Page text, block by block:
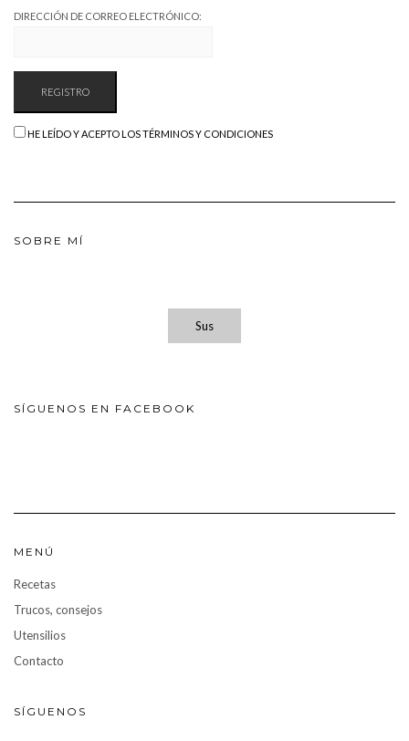
DIRECCIÓN DE CORREO ELECTRÓNICO:
HE LEÍDO Y ACEPTO LOS TÉRMINOS Y CONDICIONES
SOBRE MÍ
Sus
SÍGUENOS EN FACEBOOK
MENÚ
Recetas
Trucos, consejos
Utensilios
Contacto
SÍGUENOS